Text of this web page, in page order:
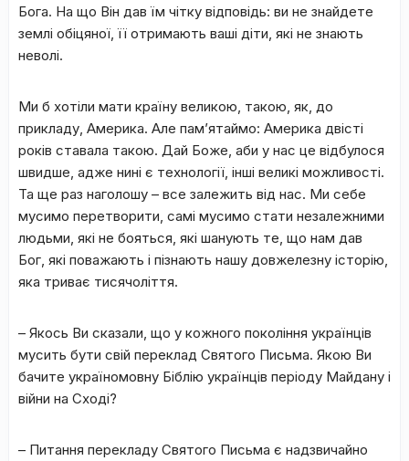
Бога. На що Він дав їм чітку відповідь: ви не знайдете
землі обіцяної, її отримають ваші діти, які не знають
неволі.
Ми б хотіли мати країну великою, такою, як, до
прикладу, Америка. Але пам’ятаймо: Америка двісті
років ставала такою. Дай Боже, аби у нас це відбулося
швидше, адже нині є технології, інші великі можливості.
Та ще раз наголошу – все залежить від нас. Ми себе
мусимо перетворити, самі мусимо стати незалежними
людьми, які не бояться, які шанують те, що нам дав
Бог, які поважають і пізнають нашу довжелезну історію,
яка триває тисячоліття.
– Якось Ви сказали, що у кожного покоління українців
мусить бути свій переклад Святого Письма. Якою Ви
бачите україномовну Біблію українців періоду Майдану і
війни на Сході?
– Питання перекладу Святого Письма є надзвичайно